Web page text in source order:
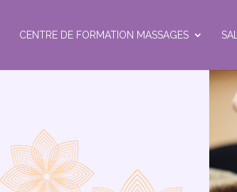
CENTRE DE FORMATION MASSAGES